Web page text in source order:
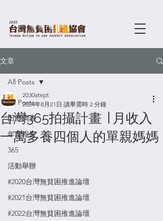
文章
All Posts
田野調查
年度報告
365
活動舉辦
#2020台灣無貧困推進論壇
#2021台灣無貧困推進論壇
#2022台灣無貧困推進論壇
All Posts
台灣365拍攝計畫 ∣ 月收入
一萬多養四個人的單親媽媽
2030atept
2024年8月21日 讀畢需時 2 分鐘